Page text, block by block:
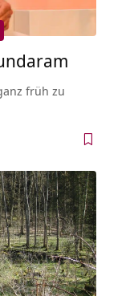
früh zu